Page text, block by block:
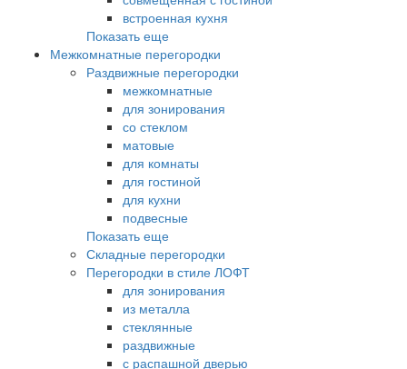
встроенная кухня
Показать еще
Межкомнатные перегородки
Раздвижные перегородки
межкомнатные
для зонирования
со стеклом
матовые
для комнаты
для гостиной
для кухни
подвесные
Показать еще
Складные перегородки
Перегородки в стиле ЛОФТ
для зонирования
из металла
стеклянные
раздвижные
с распашной дверью